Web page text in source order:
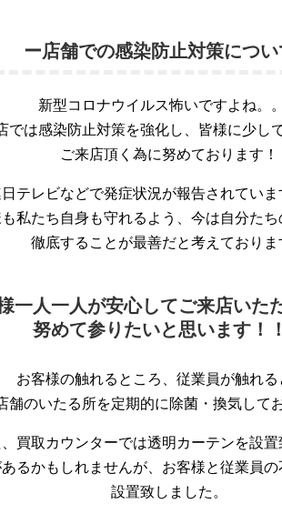
ー店舗での感染防止対策につい
新型コロナウイルス怖いですよね。。
では感染防止対策を強化し、皆様に少し
ご来店頂く為に努めております！
テレビなどで発症状況が報告されていま
私たち自身も守れるよう、今は自分た
徹底することが最善だと考えておりま
一人一人が安心してご来店いた
努めて参りたいと思います！
お客様の触れるところ、従業員が触れる
舗のいたる所を定期的に除菌・換気して
、買取カウンターでは透明カーテンを設置
るかもしれませんが、お客様と従業員
設置致しました。